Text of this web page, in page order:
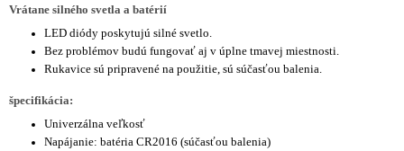
Vrátane silného svetla a batérií
LED diódy poskytujú silné svetlo.
Bez problémov budú fungovať aj v úplne tmavej miestnosti.
Rukavice sú pripravené na použitie, sú súčasťou balenia.
špecifikácia:
Univerzálna veľkosť
Napájanie: batéria CR2016 (súčasťou balenia)